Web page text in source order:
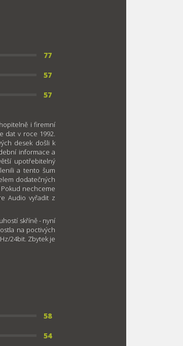
77
57
57
i firemní
dat v roce 1992.
desek došli k
informace a
upotřebitelný
a tento šum
dodatečných
nechceme
Audio vyřadit z
skříně - nyní
na poctivých
24bit. Zbytek je
58
54